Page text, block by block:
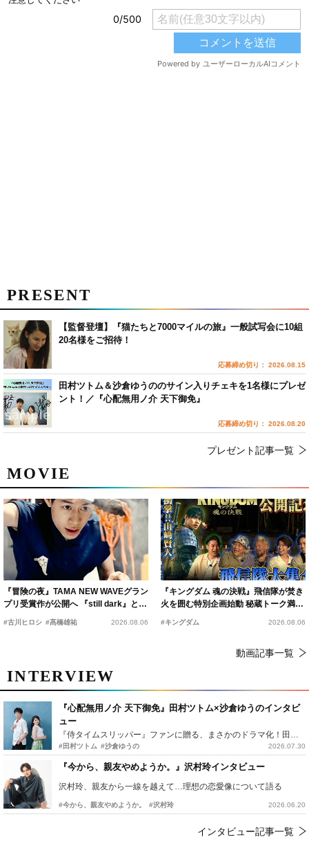
MOVIE
『冒険の夜』TAMA NEW WAVEグラン
プリ受賞作が公開へ 『still dark』と同
時上映決定
#古川ヒロシ #髙橋雄祐 2026.08.06
『キングダム 魂の決戦』飛信隊が焚き
火を囲む特別企画始動 秘蔵トーク満載
の“キングダムキャンプ”開催
#キングダム 2026.08.06
動画記事一覧
INTERVIEW
『心配無用ノ介 天下御免』田村ツトム×沙倉ゆうのインタビ
ュー
#田村ツトム #沙倉ゆうの 2026.07.30
『今から、親友やめようか。』沢村玲インタビュー
沢村玲、親友から一線を越えて…理想の恋愛像について語る
#今から、親友やめようか。 #沢村玲 2026.06.20
インタビュー記事一覧
PRESENT
【監督登壇】『猫たちと7000マイルの旅』一般試写会に10組
20名様をご招待！
応募締め切り： 2026.08.15
田村ツトム＆沙倉ゆうののサイン入りチェキを1名様にプレゼ
ント！／『心配無用ノ介 天下御免』
応募締め切り： 2026.08.20
プレゼント記事一覧